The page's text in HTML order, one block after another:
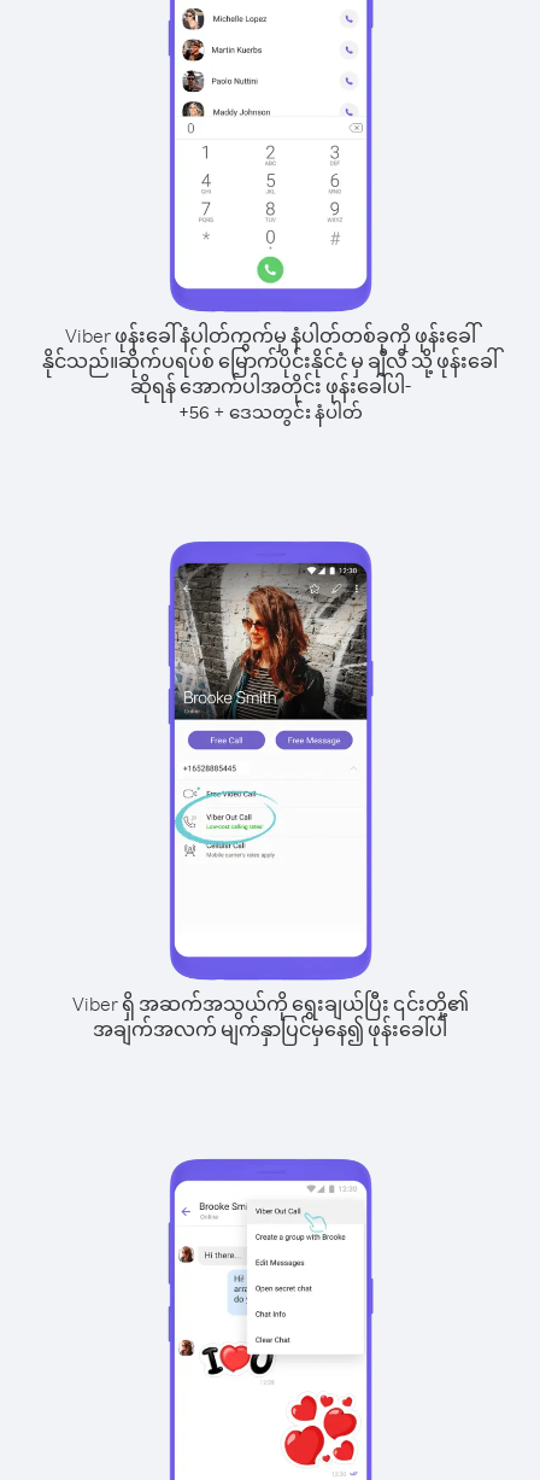
Viber ဖုန်းခေါ်နံပါတ်ကွက်မှ နံပါတ်တစ်ခုကို ဖုန်းခေါ်
နိုင်သည်။ဆိုက်ပရပ်စ် မြောက်ပိုင်းနိုင်ငံ မှ ချီလီ သို့ ဖုန်းခေါ်
ဆိုရန် အောက်ပါအတိုင်း ဖုန်းခေါ်ပါ-
+56 + ဒေသတွင်း နံပါတ်
Viber ရှိ အဆက်အသွယ်ကို ရွေးချယ်ပြီး ၎င်းတို့၏
အချက်အလက် မျက်နှာပြင်မှနေ၍ ဖုန်းခေါ်ပါ